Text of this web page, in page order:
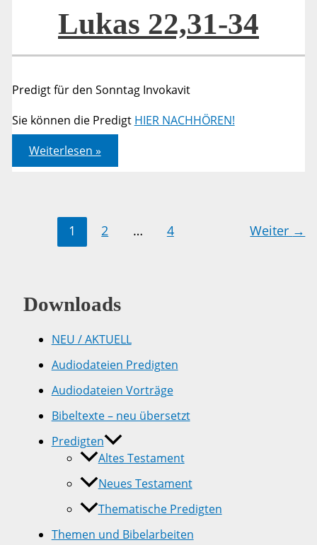
Lukas 22,31-34
Predigt für den Sonntag Invokavit
Sie können die Predigt HIER NACHHÖREN!
Lukas
22,31-
34
Weiterlesen »
1 2 … 4 Weiter →
Downloads
NEU / AKTUELL
Audiodateien Predigten
Audiodateien Vorträge
Bibeltexte – neu übersetzt
Predigten
Altes Testament
Neues Testament
Thematische Predigten
Themen und Bibelarbeiten